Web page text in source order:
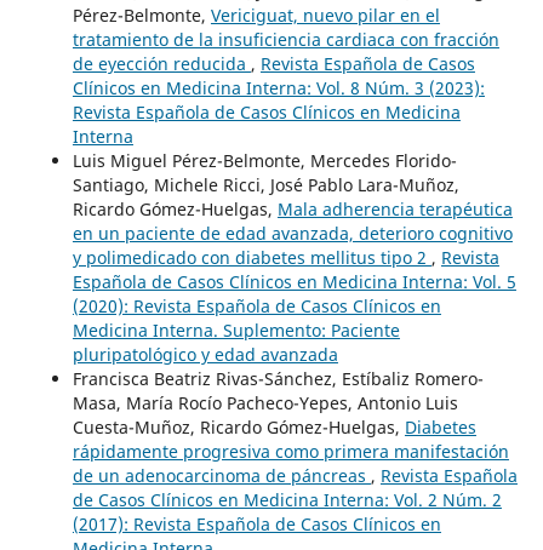
Pérez-Belmonte, Vericiguat, nuevo pilar en el
tratamiento de la insuficiencia cardiaca con fracción
de eyección reducida , Revista Española de Casos
Clínicos en Medicina Interna: Vol. 8 Núm. 3 (2023):
Revista Española de Casos Clínicos en Medicina
Interna
Luis Miguel Pérez-Belmonte, Mercedes Florido-
Santiago, Michele Ricci, José Pablo Lara-Muñoz,
Ricardo Gómez-Huelgas, Mala adherencia terapéutica
en un paciente de edad avanzada, deterioro cognitivo
y polimedicado con diabetes mellitus tipo 2 , Revista
Española de Casos Clínicos en Medicina Interna: Vol. 5
(2020): Revista Española de Casos Clínicos en
Medicina Interna. Suplemento: Paciente
pluripatológico y edad avanzada
Francisca Beatriz Rivas-Sánchez, Estíbaliz Romero-
Masa, María Rocío Pacheco-Yepes, Antonio Luis
Cuesta-Muñoz, Ricardo Gómez-Huelgas, Diabetes
rápidamente progresiva como primera manifestación
de un adenocarcinoma de páncreas , Revista Española
de Casos Clínicos en Medicina Interna: Vol. 2 Núm. 2
(2017): Revista Española de Casos Clínicos en